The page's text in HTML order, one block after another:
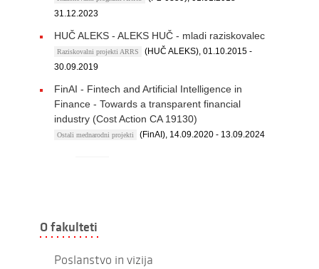
31.12.2023
HUČ ALEKS - ALEKS HUČ - mladi raziskovalec
Raziskovalni projekti ARRS
(HUČ ALEKS), 01.10.2015 -
30.09.2019
FinAI - Fintech and Artificial Intelligence in
Finance - Towards a transparent financial
industry (Cost Action CA 19130)
Ostali mednarodni projekti (FinAI), 14.09.2020 - 13.09.2024
O fakulteti
Poslanstvo in vizija